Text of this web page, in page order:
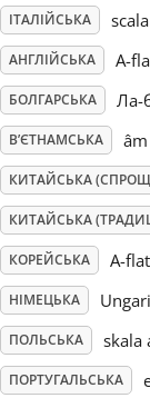
Svenska
Tiếng Việt
Türkçe
简体中文
繁體中文
ІТАЛІЙСЬКА
АНГЛІЙСЬКА A-
БОЛГАРСЬКА Ла-
В’ЄТНАМСЬКА
КИТАЙСЬКА
КИТАЙСЬКА
КОРЕЙСЬКА A-
НІМЕЦЬКА
ПОЛЬСЬКА skala
ПОРТУГАЛЬСЬКА